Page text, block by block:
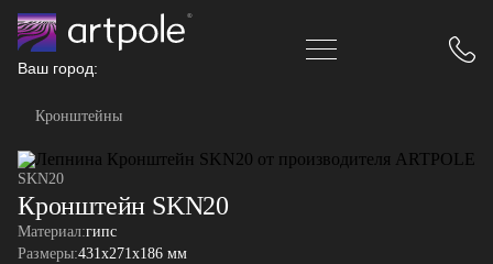
Ваш город:
Кронштейны
SKN20
Кронштейн SKN20
Материал:гипс
Размеры:431x271x186 мм